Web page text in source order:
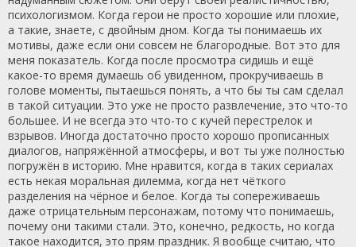
психологизмом. Когда герои не просто хорошие или плохие,
а такие, знаете, с двойным дном. Когда ты понимаешь их
мотивы, даже если они совсем не благородные. Вот это для
меня показатель. Когда после просмотра сидишь и ещё
какое-то время думаешь об увиденном, прокручиваешь в
голове моменты, пытаешься понять, а что бы ты сам сделал
в такой ситуации. Это уже не просто развлечение, это что-то
большее. И не всегда это что-то с кучей перестрелок и
взрывов. Иногда достаточно просто хорошо прописанных
диалогов, напряжённой атмосферы, и вот ты уже полностью
погружён в историю. Мне нравится, когда в таких сериалах
есть некая моральная дилемма, когда нет чёткого
разделения на чёрное и белое. Когда ты сопереживаешь
даже отрицательным персонажам, потому что понимаешь,
почему они такими стали. Это, конечно, редкость, но когда
такое находится, это прям праздник. Я вообще считаю, что